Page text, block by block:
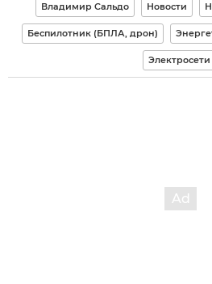
Владимир Сальдо Новости
Беспилотник (БПЛА, дрон)
Электросети